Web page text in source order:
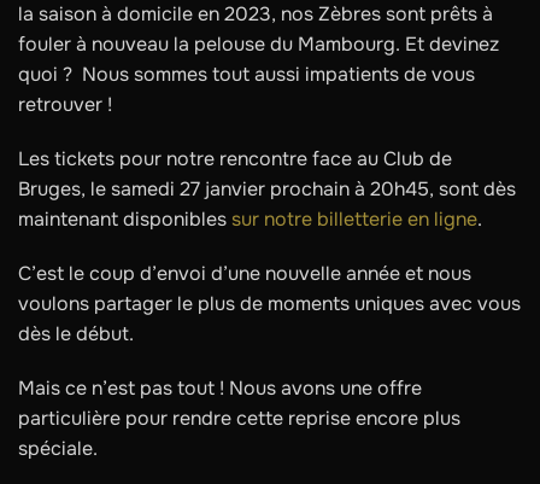
la saison à domicile en 2023, nos Zèbres sont prêts à
fouler à nouveau la pelouse du Mambourg. Et devinez
quoi ? Nous sommes tout aussi impatients de vous
retrouver !
Les tickets pour notre rencontre face au Club de
Bruges, le samedi 27 janvier prochain à 20h45, sont dès
maintenant disponibles sur notre billetterie en ligne.
C’est le coup d’envoi d’une nouvelle année et nous
voulons partager le plus de moments uniques avec vous
dès le début.
Mais ce n’est pas tout ! Nous avons une offre
particulière pour rendre cette reprise encore plus
spéciale.